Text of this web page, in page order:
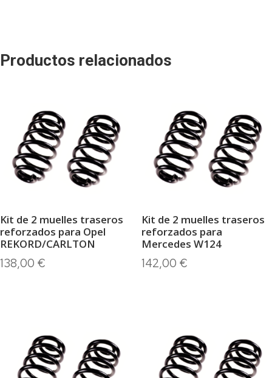
Productos relacionados
Kit de 2 muelles traseros
reforzados para Opel
REKORD/CARLTON
138,00 €
Kit de 2 muelles traseros
reforzados para
Mercedes W124
142,00 €